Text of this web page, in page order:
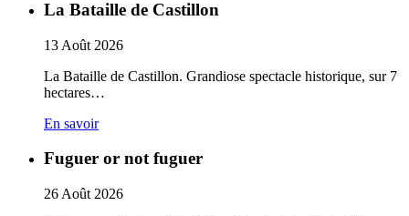
La Bataille de Castillon
13 Août 2026
La Bataille de Castillon. Grandiose spectacle historique, sur 7
hectares…
En savoir
Fuguer or not fuguer
26 Août 2026